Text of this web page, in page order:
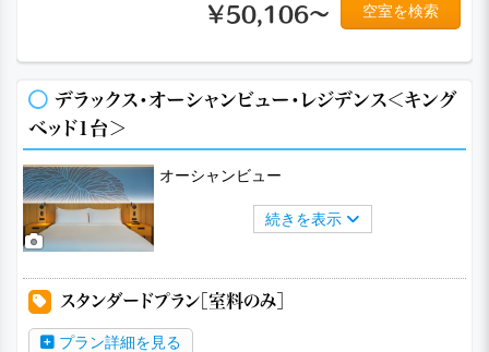
￥50,106～ 空室を検索
デラックス・オーシャンビュー・レジデンス＜キング
ベッド1台＞
オーシャンビュー
続きを表示
スタンダードプラン［室料のみ］
プラン詳細を見る